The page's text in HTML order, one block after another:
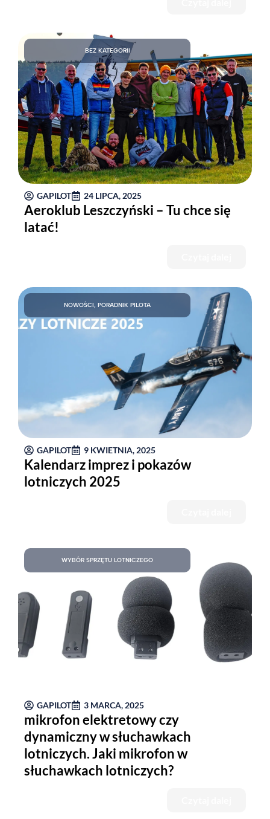
BEZ KATEGORII
GAPILOT 24 LIPCA, 2025
Aeroklub Leszczyński – Tu chce się
latać!
NOWOŚCI, PORADNIK PILOTA
GAPILOT 9 KWIETNIA, 2025
Kalendarz imprez i pokazów
lotniczych 2025
WYBÓR SPRZĘTU LOTNICZEGO
GAPILOT 3 MARCA, 2025
mikrofon elektretowy czy
dynamiczny w słuchawkach
lotniczych. Jaki mikrofon w
słuchawkach lotniczych?